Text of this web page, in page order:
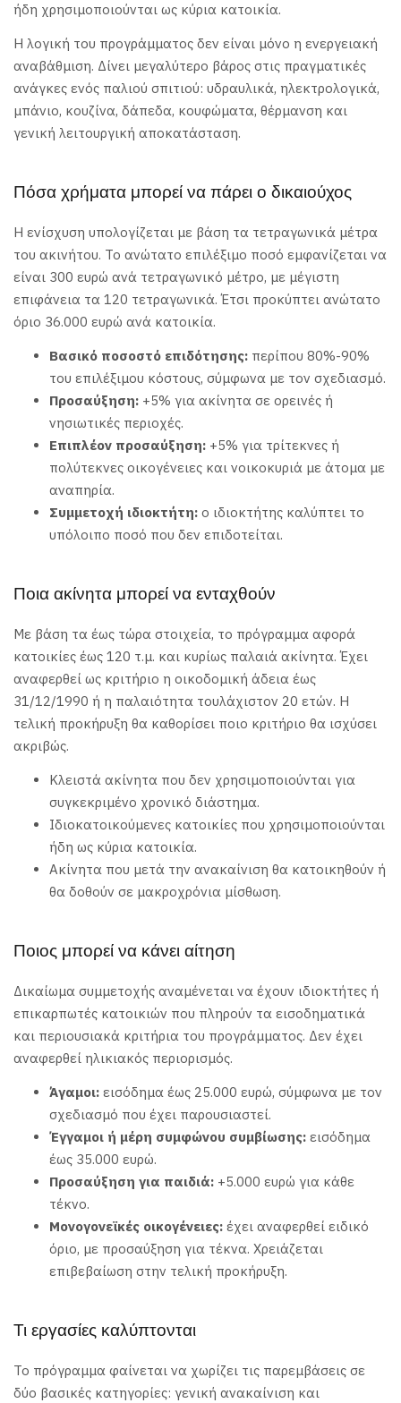
ήδη χρησιμοποιούνται ως κύρια κατοικία.
Η λογική του προγράμματος δεν είναι μόνο η ενεργειακή
αναβάθμιση. Δίνει μεγαλύτερο βάρος στις πραγματικές
ανάγκες ενός παλιού σπιτιού: υδραυλικά, ηλεκτρολογικά,
μπάνιο, κουζίνα, δάπεδα, κουφώματα, θέρμανση και
γενική λειτουργική αποκατάσταση.
Πόσα χρήματα μπορεί να πάρει ο δικαιούχος
Η ενίσχυση υπολογίζεται με βάση τα τετραγωνικά μέτρα
του ακινήτου. Το ανώτατο επιλέξιμο ποσό εμφανίζεται να
είναι 300 ευρώ ανά τετραγωνικό μέτρο, με μέγιστη
επιφάνεια τα 120 τετραγωνικά. Έτσι προκύπτει ανώτατο
όριο 36.000 ευρώ ανά κατοικία.
Βασικό ποσοστό επιδότησης: περίπου 80%-90%
του επιλέξιμου κόστους, σύμφωνα με τον σχεδιασμό.
Προσαύξηση: +5% για ακίνητα σε ορεινές ή
νησιωτικές περιοχές.
Επιπλέον προσαύξηση: +5% για τρίτεκνες ή
πολύτεκνες οικογένειες και νοικοκυριά με άτομα με
αναπηρία.
Συμμετοχή ιδιοκτήτη: ο ιδιοκτήτης καλύπτει το
υπόλοιπο ποσό που δεν επιδοτείται.
Ποια ακίνητα μπορεί να ενταχθούν
Με βάση τα έως τώρα στοιχεία, το πρόγραμμα αφορά
κατοικίες έως 120 τ.μ. και κυρίως παλαιά ακίνητα. Έχει
αναφερθεί ως κριτήριο η οικοδομική άδεια έως
31/12/1990 ή η παλαιότητα τουλάχιστον 20 ετών. Η
τελική προκήρυξη θα καθορίσει ποιο κριτήριο θα ισχύσει
ακριβώς.
Κλειστά ακίνητα που δεν χρησιμοποιούνται για
συγκεκριμένο χρονικό διάστημα.
Ιδιοκατοικούμενες κατοικίες που χρησιμοποιούνται
ήδη ως κύρια κατοικία.
Ακίνητα που μετά την ανακαίνιση θα κατοικηθούν ή
θα δοθούν σε μακροχρόνια μίσθωση.
Ποιος μπορεί να κάνει αίτηση
Δικαίωμα συμμετοχής αναμένεται να έχουν ιδιοκτήτες ή
επικαρπωτές κατοικιών που πληρούν τα εισοδηματικά
και περιουσιακά κριτήρια του προγράμματος. Δεν έχει
αναφερθεί ηλικιακός περιορισμός.
Άγαμοι: εισόδημα έως 25.000 ευρώ, σύμφωνα με τον
σχεδιασμό που έχει παρουσιαστεί.
Έγγαμοι ή μέρη συμφώνου συμβίωσης: εισόδημα
έως 35.000 ευρώ.
Προσαύξηση για παιδιά: +5.000 ευρώ για κάθε
τέκνο.
Μονογονεϊκές οικογένειες: έχει αναφερθεί ειδικό
όριο, με προσαύξηση για τέκνα. Χρειάζεται
επιβεβαίωση στην τελική προκήρυξη.
Τι εργασίες καλύπτονται
Το πρόγραμμα φαίνεται να χωρίζει τις παρεμβάσεις σε
δύο βασικές κατηγορίες: γενική ανακαίνιση και